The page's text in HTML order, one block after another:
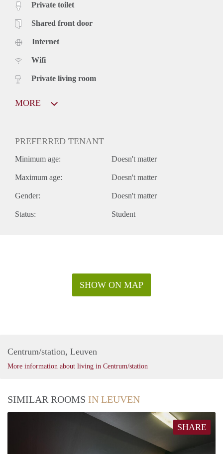
Private toilet
Shared front door
Internet
Wifi
Private living room
MORE
PREFERRED TENANT
Minimum age: Doesn't matter
Maximum age: Doesn't matter
Gender: Doesn't matter
Status: Student
SHOW ON MAP
Centrum/station, Leuven
More information about living in Centrum/station
SIMILAR ROOMS IN LEUVEN
SHARE